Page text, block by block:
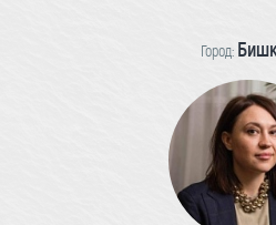
Город: